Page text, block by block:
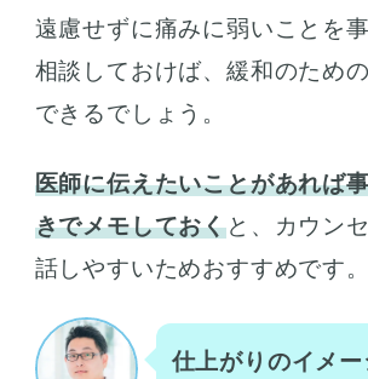
遠慮せずに痛みに弱いことを
相談しておけば、緩和のため
できるでしょう。
医師に伝えたいことがあれば
きでメモしておくと、カウン
話しやすいためおすすめです。
仕上がりのイメ